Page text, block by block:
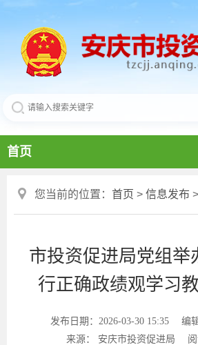
首页
您当前的位置： 首页 > 信息发布 >
市投资促进局党组举
行正确政绩观学习
发布日期：2026-03-30 15:35
编
来源： 安庆市投资促进局
阅